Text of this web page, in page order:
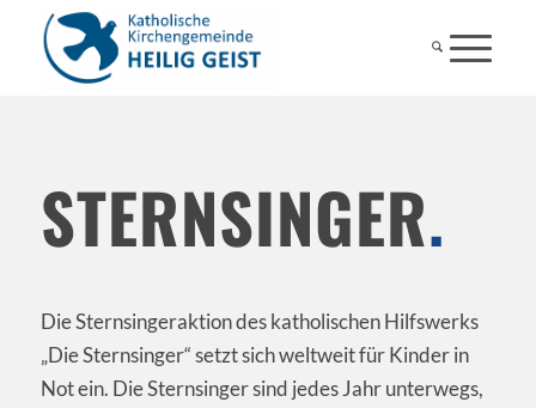
STERNSINGER.
Die Sternsingeraktion des katholischen Hilfswerks
„Die Sternsinger“ setzt sich weltweit für Kinder in
Not ein. Die Sternsinger sind jedes Jahr unterwegs,